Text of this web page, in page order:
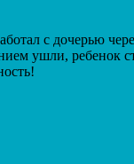
с дочерью
ушли, ребенок